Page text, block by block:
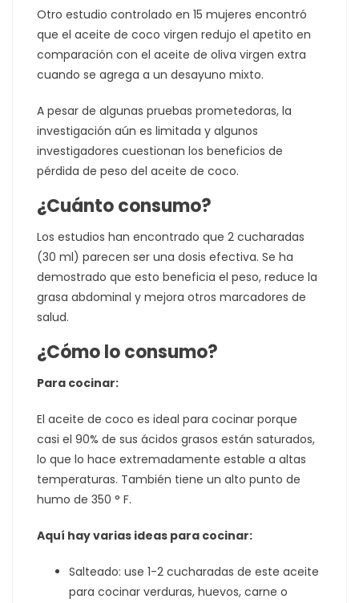
Otro estudio controlado en 15 mujeres encontró
que el aceite de coco virgen redujo el apetito en
comparación con el aceite de oliva virgen extra
cuando se agrega a un desayuno mixto.
A pesar de algunas pruebas prometedoras, la
investigación aún es limitada y algunos
investigadores cuestionan los beneficios de
pérdida de peso del aceite de coco.
¿Cuánto consumo?
Los estudios han encontrado que 2 cucharadas
(30 ml) parecen ser una dosis efectiva. Se ha
demostrado que esto beneficia el peso, reduce la
grasa abdominal y mejora otros marcadores de
salud.
¿Cómo lo consumo?
Para cocinar:
El aceite de coco es ideal para cocinar porque
casi el 90% de sus ácidos grasos están saturados,
lo que lo hace extremadamente estable a altas
temperaturas. También tiene un alto punto de
humo de 350 ° F.
Aquí hay varias ideas para cocinar:
Salteado: use 1-2 cucharadas de este aceite
para cocinar verduras, huevos, carne o